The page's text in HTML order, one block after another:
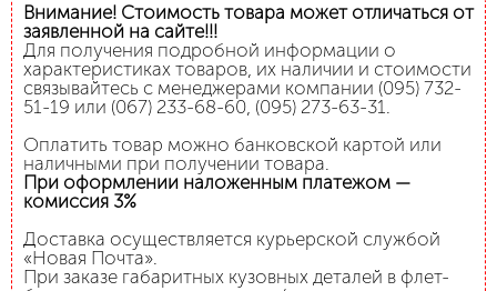
Внимание! Стоимость товара может отличаться от
заявленной на сайте!!!
Для получения подробной информации о
характеристиках товаров, их наличии и стоимости
связывайтесь с менеджерами компании (095) 732-
51-19 или (067) 233-68-60, (095) 273-63-31.
Оплатить товар можно банковской картой или
наличными при получении товара.
При оформлении наложенным платежом —
комиссия 3%
Доставка осуществляется курьерской службой
«Новая Почта».
При заказе габаритных кузовных деталей в флет-